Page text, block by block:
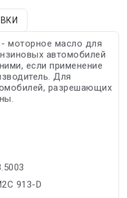
- моторное масло для
автомобилей
если применение
Для
разрешающих
913-D